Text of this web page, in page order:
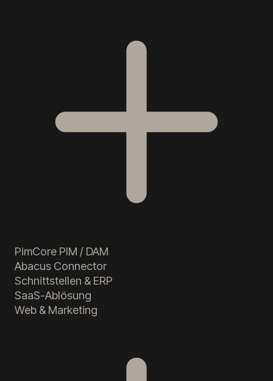
PimCore PIM / DAM
Abacus Connector
Schnittstellen & ERP
SaaS-Ablösung
Web & Marketing